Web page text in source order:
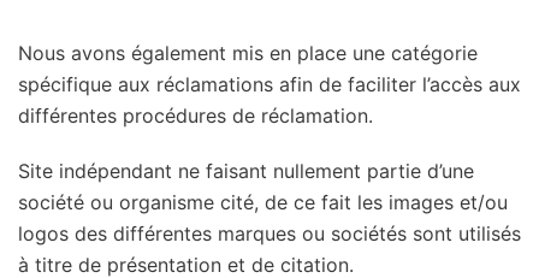
Nous avons également mis en place une catégorie
spécifique aux réclamations afin de faciliter l’accès aux
différentes procédures de réclamation.
Site indépendant ne faisant nullement partie d’une
société ou organisme cité, de ce fait les images et/ou
logos des différentes marques ou sociétés sont utilisés
à titre de présentation et de citation.